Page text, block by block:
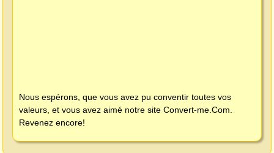
Nous espérons, que vous avez pu conventir toutes vos
valeurs, et vous avez aimé notre site Convert-me.Com
Revenez encore!